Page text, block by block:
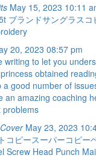
May 15, 2023 10:11
ブランドサングラス
20, 2023 08:57 pm
writing to let you
obtained
a good number of
an amazing coaching
problems
May 23, 2023
コピースーパーコピー
Screw Head Punch